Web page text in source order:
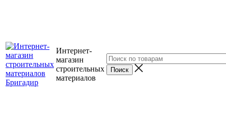
Интернет-
магазин
строительных
материалов